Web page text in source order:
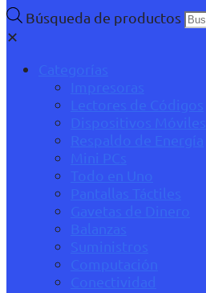
Búsqueda de productos
✕
Categorías
Impresoras
Lectores de Códigos
Dispositivos Móviles
Respaldo de Energía
Mini PCs
Todo en Uno
Pantallas Táctiles
Gavetas de Dinero
Balanzas
Suministros
Computación
Conectividad